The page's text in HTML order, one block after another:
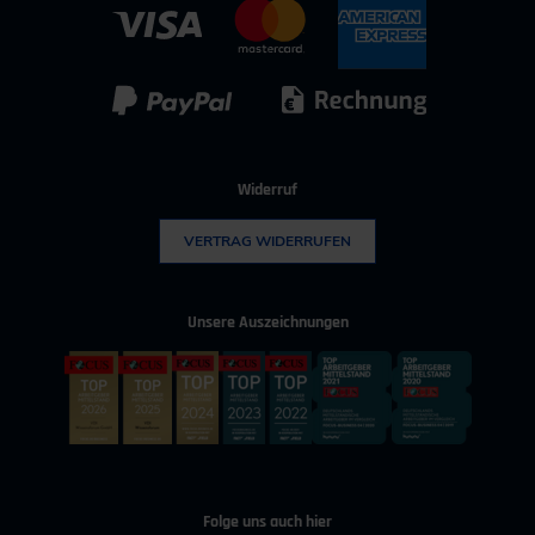
IT & Digitalisierung
Technischer Vertrieb
Widerruf
VERTRAG WIDERRUFEN
Unsere Auszeichnungen
Folge uns auch hier